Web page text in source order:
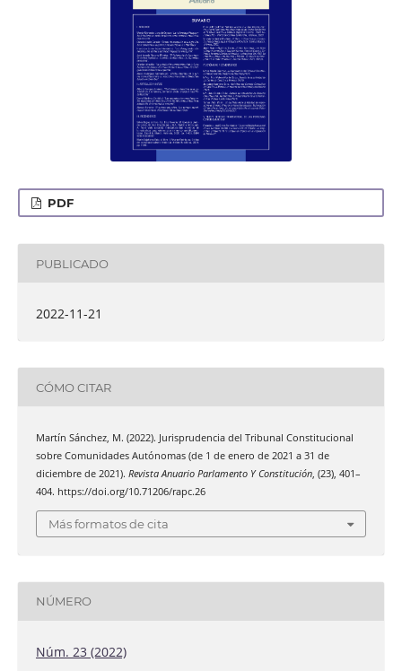
PDF
PUBLICADO
2022-11-21
CÓMO CITAR
Martín Sánchez, M. (2022). Jurisprudencia del Tribunal Constitucional
sobre Comunidades Autónomas (de 1 de enero de 2021 a 31 de
diciembre de 2021). Revista Anuario Parlamento Y Constitución, (23), 401–
404. https://doi.org/10.71206/rapc.26
Más formatos de cita
NÚMERO
Núm. 23 (2022)